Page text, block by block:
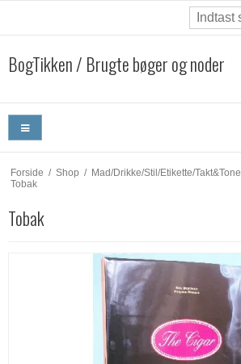
BogTikken / Brugte bøger og noder
Forside / Shop / Mad/Drikke/Stil/Etikette/Takt&Tone
Tobak
Tobak